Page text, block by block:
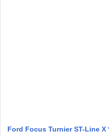
Ford Focus Turnier ST-Line X